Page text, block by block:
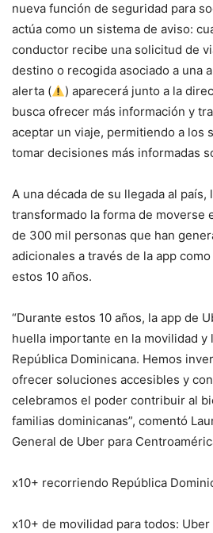
nueva función de seguridad para
actúa como un sistema de aviso:
conductor recibe una solicitud de
destino o recogida asociado a una
alerta (
) aparecerá junto a la
busca ofrecer más información y
aceptar un viaje, permitiendo a los
tomar decisiones más informadas
A una década de su llegada al país,
transformado la forma de moverse
de 300 mil personas que han
adicionales a través de la app
estos 10 años.
“Durante estos 10 años, la app de
huella importante en la movilidad y
República Dominicana. Hemos
ofrecer soluciones accesibles y
celebramos el poder contribuir al
familias dominicanas”, comentó
General de Uber para
x10+ recorriendo República
x10+ de movilidad para todos: